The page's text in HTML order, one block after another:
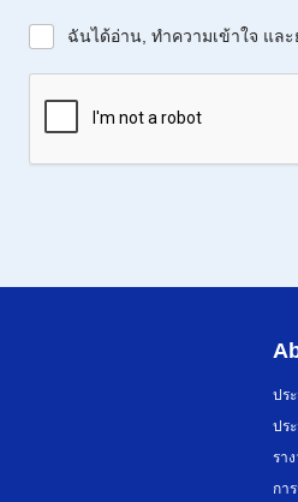
ฉันได้อ่าน, ทำความเข้าใจ และ
ปร
ปร
รา
กา